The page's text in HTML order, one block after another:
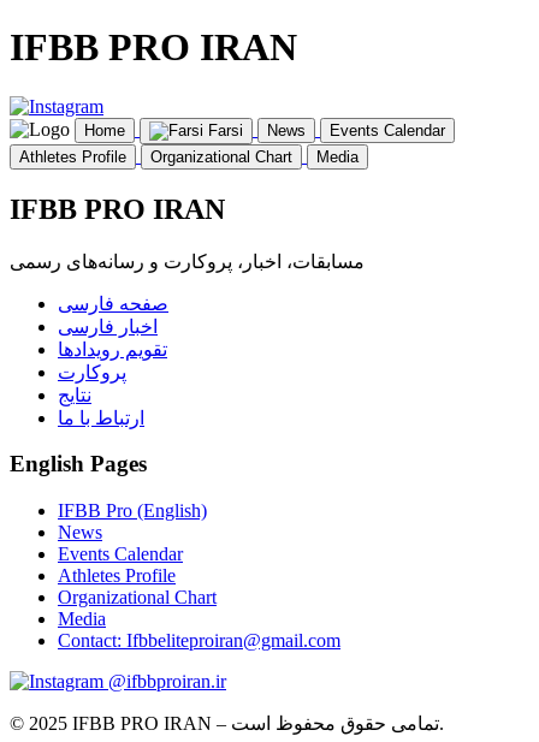
IFBB PRO IRAN
Home Farsi News
Events Calendar
Athletes Profile
Organizational Chart Media
IFBB PRO IRAN
مسابقات، اخبار، پروکارت و رسانه‌های رسمی
صفحه فارسی
اخبار فارسی
تقویم رویدادها
پروکارت
نتایج
ارتباط با ما
English Pages
IFBB Pro (English)
News
Events Calendar
Athletes Profile
Organizational Chart
Media
Contact: Ifbbeliteproiran@gmail.com
@ifbbproiran.ir
© 2025 IFBB PRO IRAN – تمامی حقوق محفوظ است.